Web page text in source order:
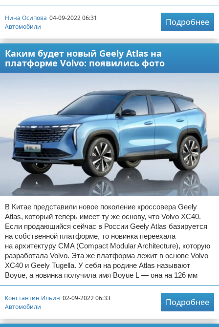
Нина Осипова 04-09-2022 06:31
Автомобили
Подробнее
Каким будет новый Geely Atlas на
платформе Volvo: появились фото
В Китае представили новое поколение кроссовера Geely
Atlas, который теперь имеет ту же основу, что Volvo XC40.
Если продающийся сейчас в России Geely Atlas базируется
на собственной платформе, то новинка переехала
на архитектуру CMA (Compact Modular Architecture), которую
разработала Volvo. Эта же платформа лежит в основе Volvo
XC40 и Geely Tugella. У себя на родине Atlas называют
Boyue, а новинка получила имя Boyue L — она на 126 мм
Константин Ильин 02-09-2022 06:33
Автомобили
Подробнее